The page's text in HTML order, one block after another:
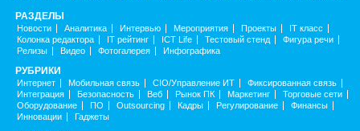
РАЗДЕЛЫ
Новости Аналитика Интервью Мероприятия Проекты
IT класс
Колонка редактора
IT рейтинг ICT Life Тестовый стенд
Фигура речи
Релизы
Видео Фотогалерея Инфографика
РУБРИКИ
Интернет Мобильная связь CIO/Управление ИТ
Фиксированная связь
Интеграция
Безопасность Веб Рынок ПК Маркетинг
Торговые сети
Оборудование
ПО Outsourcing Кадры Регулирование
Финансы
Инновации
Гаджеты